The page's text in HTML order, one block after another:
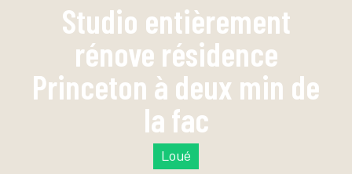
Studio entièrement
rénove résidence
Princeton à deux min de
la fac
Loué